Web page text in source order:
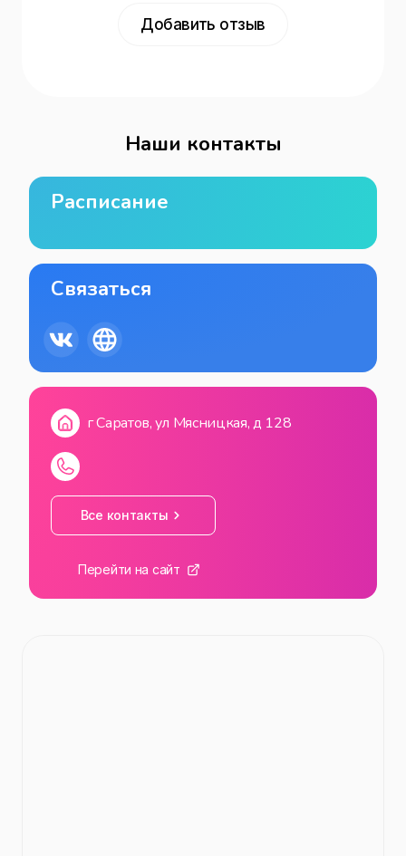
Добавить отзыв
Наши контакты
Расписание
Связаться
г Саратов, ул Мясницкая, д 128
Все контакты
Перейти на сайт